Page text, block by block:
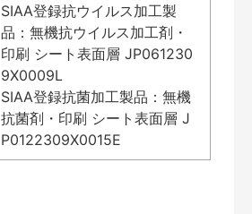
SIAA登録抗ウイルス加工製
品：無機抗ウイルス加工剤・
印刷 シート表面層 JP061230
9X0009L
SIAA登録抗菌加工製品：無機
抗菌剤・印刷 シート表面層 J
P0122309X0015E